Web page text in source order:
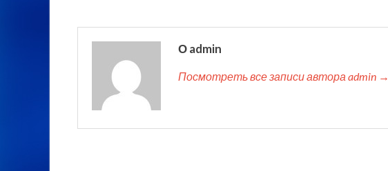
О admin
Посмотреть все записи автора admin →